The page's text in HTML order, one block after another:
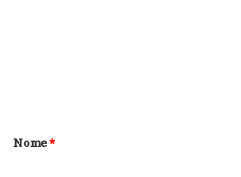
r
Nome*